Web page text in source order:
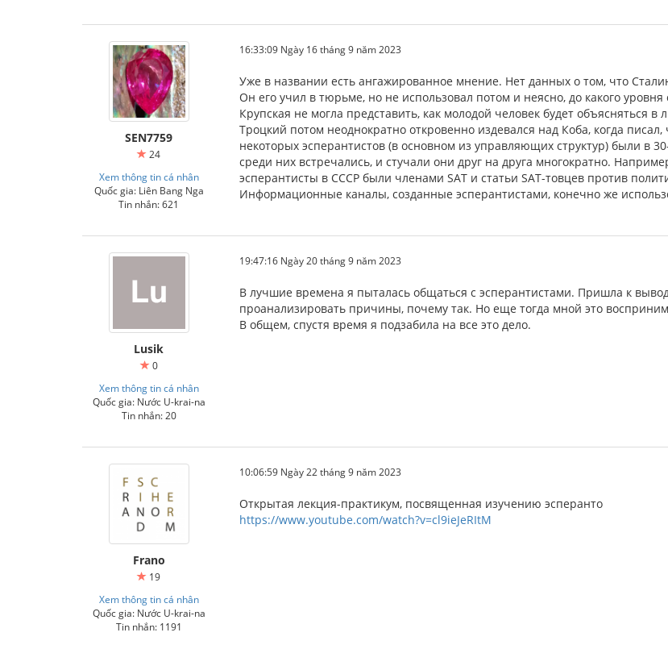
SEN7759
24
Xem thông tin cá nhân
Quốc gia: Liên Bang Nga
Tin nhắn: 621
16:33:09 Ngày 16 tháng 9 năm 2023
Уже в названии есть ангажированное мнение. Нет данных о том, что
Он его учил в тюрьме, но не использовал потом и неясно, до какого
Крупская не могла представить, как молодой человек будет объясняться
Троцкий потом неоднократно откровенно издевался над Коба, когда
некоторых эсперантистов (в основном из управляющих структур) были в
среди них встречались, и стучали они друг на друга многократно.
эсперантисты в СССР были членами SAT и статьи SAT-товцев против
Информационные каналы, созданные эсперантистами, конечно же
Lusik
0
Xem thông tin cá nhân
Quốc gia: Nước U-krai-na
Tin nhắn: 20
19:47:16 Ngày 20 tháng 9 năm 2023
В лучшие времена я пыталась общаться с эсперантистами. Пришла к
проанализировать причины, почему так. Но еще тогда мной это
В общем, спустя время я подзабила на все это дело.
Frano
19
Xem thông tin cá nhân
Quốc gia: Nước U-krai-na
Tin nhắn: 1191
10:06:59 Ngày 22 tháng 9 năm 2023
Открытая лекция-практикум, посвященная изучению эсперанто
https://www.youtube.com/watch?v=cl9ieJeRItM